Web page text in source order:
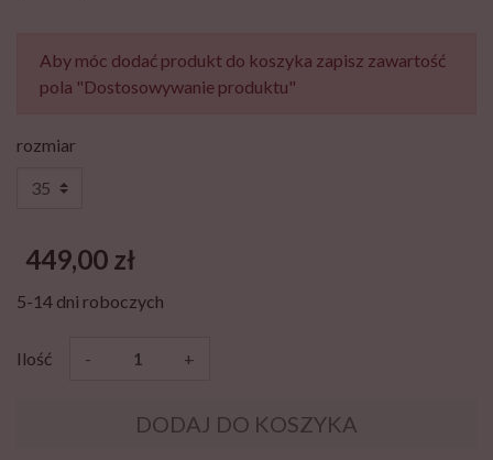
Aby móc dodać produkt do koszyka zapisz zawartość
pola "Dostosowywanie produktu"
rozmiar
449,00 zł
5-14 dni roboczych
Ilość - +
DODAJ DO KOSZYKA